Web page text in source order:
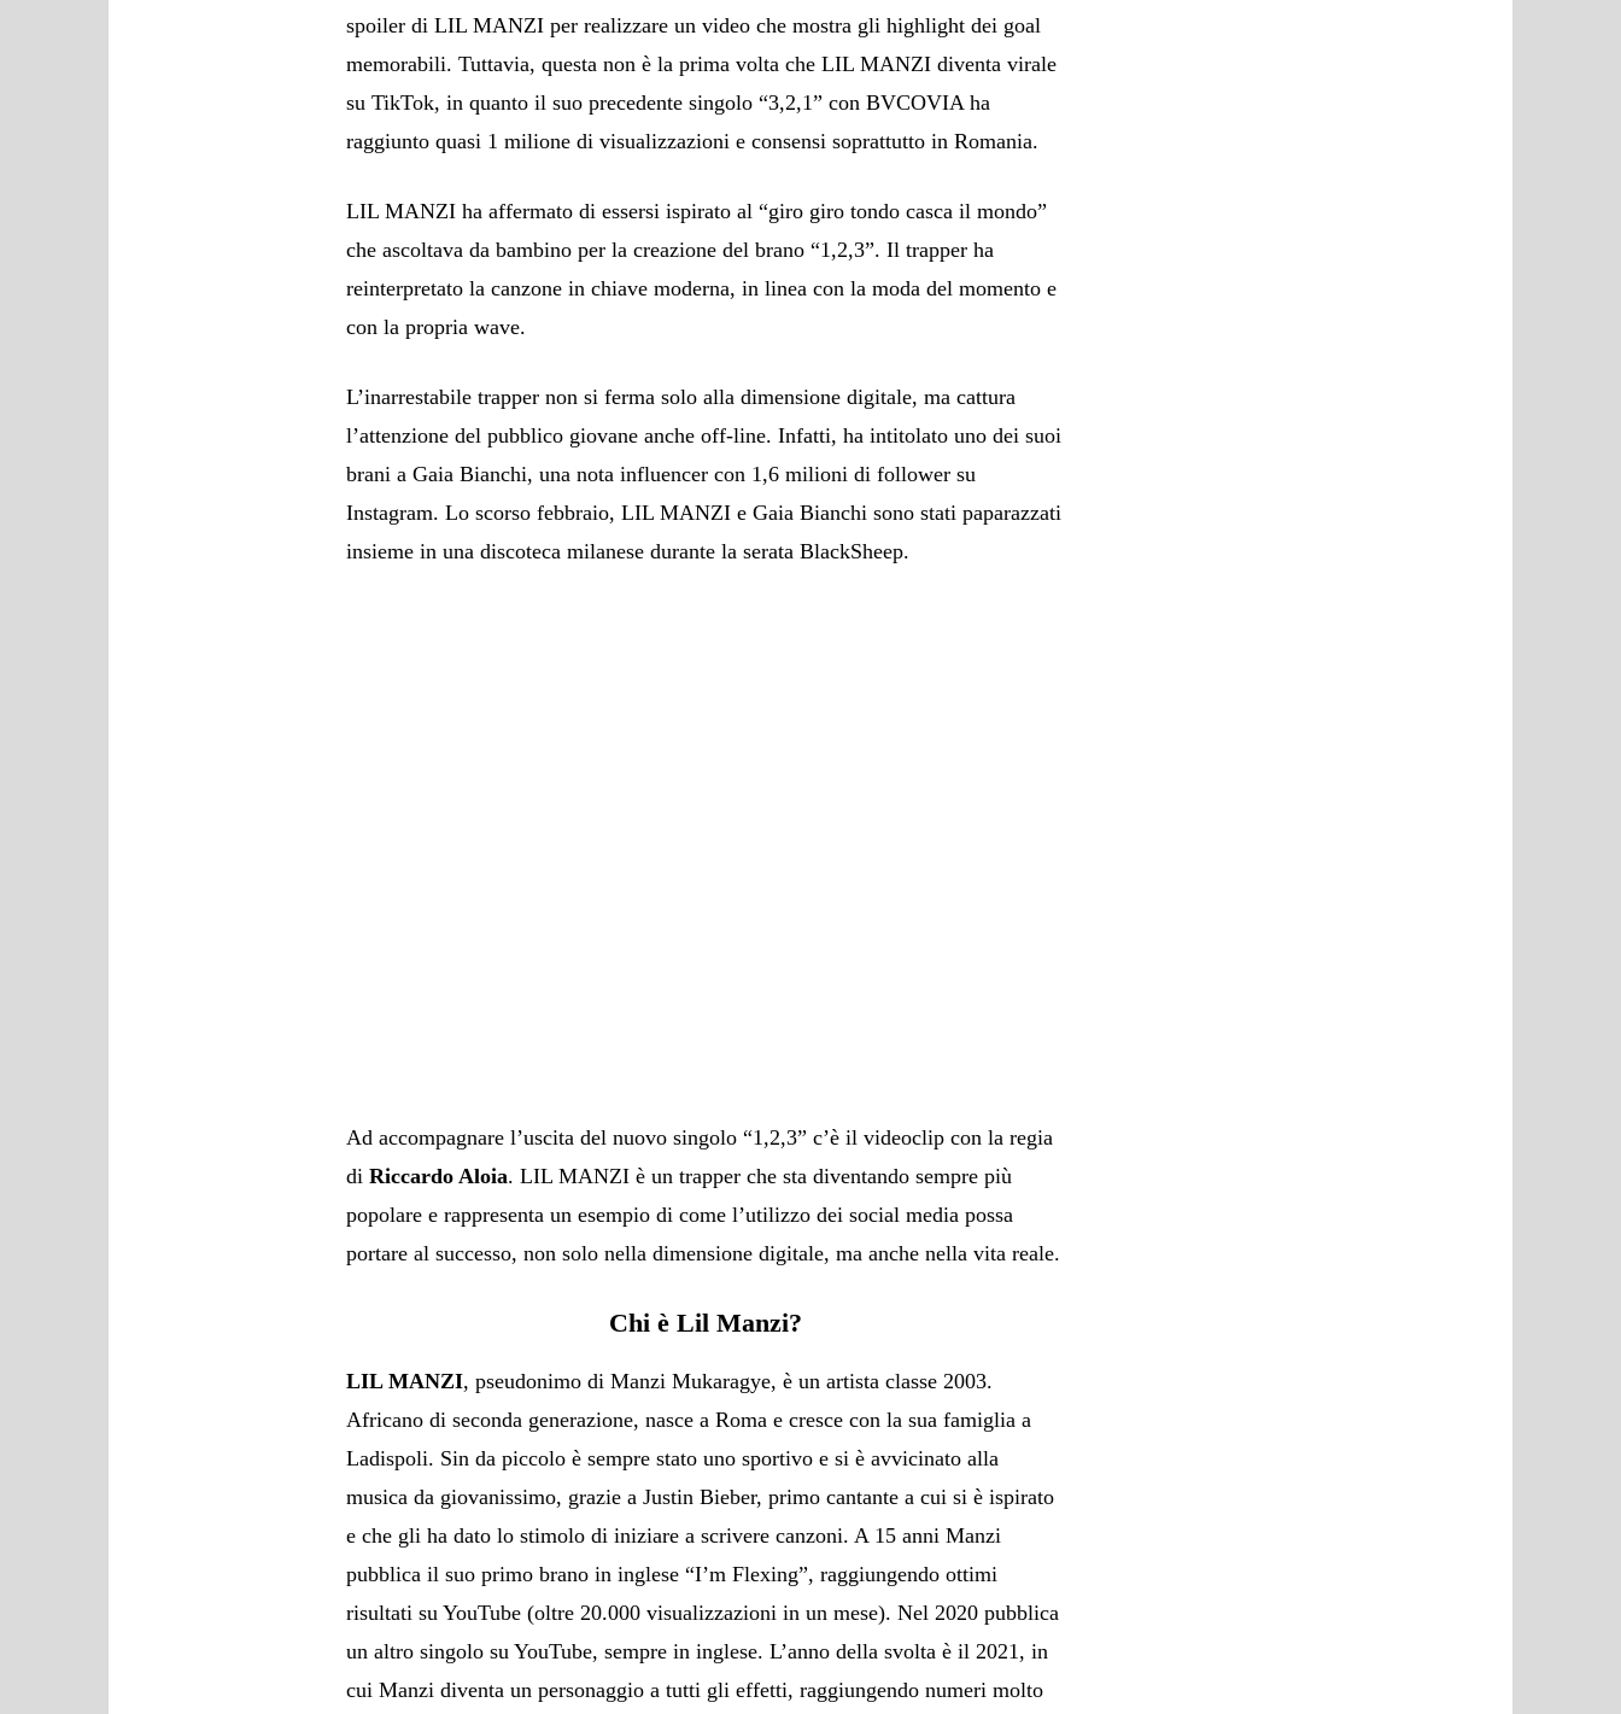
spoiler di LIL MANZI per realizzare un video che mostra gli highlight dei goal
memorabili. Tuttavia, questa non è la prima volta che LIL MANZI diventa virale
su TikTok, in quanto il suo precedente singolo “3,2,1” con BVCOVIA ha
raggiunto quasi 1 milione di visualizzazioni e consensi soprattutto in Romania.
LIL MANZI ha affermato di essersi ispirato al “giro giro tondo casca il mondo”
che ascoltava da bambino per la creazione del brano “1,2,3”. Il trapper ha
reinterpretato la canzone in chiave moderna, in linea con la moda del momento e
con la propria wave.
L’inarrestabile trapper non si ferma solo alla dimensione digitale, ma cattura
l’attenzione del pubblico giovane anche off-line. Infatti, ha intitolato uno dei suoi
brani a Gaia Bianchi, una nota influencer con 1,6 milioni di follower su
Instagram. Lo scorso febbraio, LIL MANZI e Gaia Bianchi sono stati paparazzati
insieme in una discoteca milanese durante la serata BlackSheep.
Ad accompagnare l’uscita del nuovo singolo “1,2,3” c’è il videoclip con la regia
di Riccardo Aloia. LIL MANZI è un trapper che sta diventando sempre più
popolare e rappresenta un esempio di come l’utilizzo dei social media possa
portare al successo, non solo nella dimensione digitale, ma anche nella vita reale.
Chi è Lil Manzi?
LIL MANZI, pseudonimo di Manzi Mukaragye, è un artista classe 2003.
Africano di seconda generazione, nasce a Roma e cresce con la sua famiglia a
Ladispoli. Sin da piccolo è sempre stato uno sportivo e si è avvicinato alla
musica da giovanissimo, grazie a Justin Bieber, primo cantante a cui si è ispirato
e che gli ha dato lo stimolo di iniziare a scrivere canzoni. A 15 anni Manzi
pubblica il suo primo brano in inglese “I’m Flexing”, raggiungendo ottimi
risultati su YouTube (oltre 20.000 visualizzazioni in un mese). Nel 2020 pubblica
un altro singolo su YouTube, sempre in inglese. L’anno della svolta è il 2021, in
cui Manzi diventa un personaggio a tutti gli effetti, raggiungendo numeri molto